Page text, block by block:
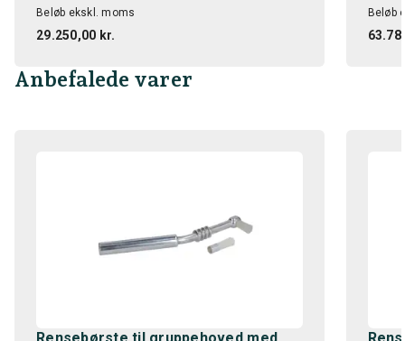
Beløb ekskl. moms
29.250,00 kr.
Beløb
Anbefalede varer